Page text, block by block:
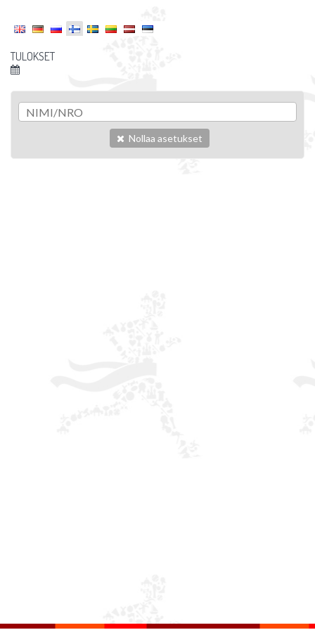
TULOKSET
Nollaa asetukset